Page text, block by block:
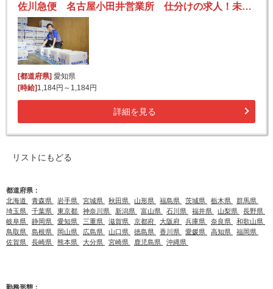
佐川急便 名古屋小田井営業所 仕分けの求人！未経験歓迎！先輩たちがサポートします♪
[都道府県]愛知県
[時給]1,184円～1,184円
詳細を見る
リストにもどる
都道府県：
北海道
青森県 岩手県 宮城県 秋田県 山形県 福島県 茨城県 栃木県
群馬県
埼玉県
千葉県 東京都 神奈川県 新潟県 富山県 石川県 福井県 山梨県
長野県
岐阜県
静岡県 愛知県 三重県 滋賀県 京都府 大阪府 兵庫県 奈良県
和歌山県
鳥取県
島根県 岡山県 広島県 山口県 徳島県 香川県 愛媛県 高知県
福岡県
佐賀県
長崎県 熊本県 大分県 宮崎県 鹿児島県 沖縄県
勤務形態：